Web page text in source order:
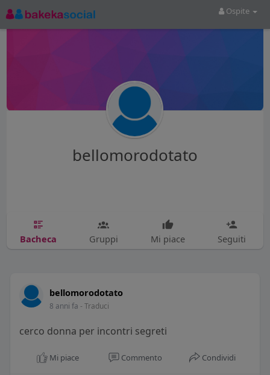
Ospite
bellomorodotato
Bacheca Gruppi Mi piace Seguiti
bellomorodotato
8 anni fa - Traduci
cerco donna per incontri segreti
Mi piace Commento Condividi